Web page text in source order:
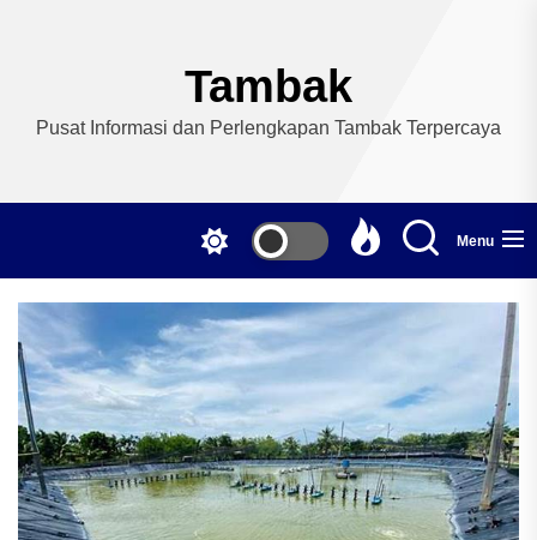
Tambak
Pusat Informasi dan Perlengkapan Tambak Terpercaya
Menu